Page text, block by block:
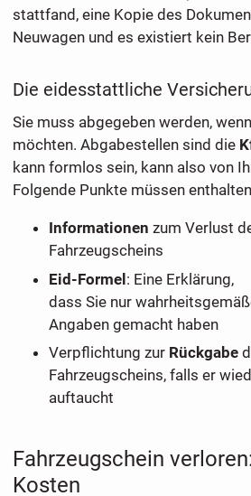
stattfand, eine Kopie des
Neuwagen und es existiert kein
Die eidesstattliche
Sie muss abgegeben werden,
möchten. Abgabestellen sind die
kann formlos sein, kann also von
Folgende Punkte müssen
Informationen zum Verlust
Fahrzeugscheins
Eid-Formel: Eine Erklärung,
dass Sie nur
Angaben gemacht haben
Verpflichtung zur Rückgabe
Fahrzeugscheins, falls er
auftaucht
Fahrzeugschein
Kosten